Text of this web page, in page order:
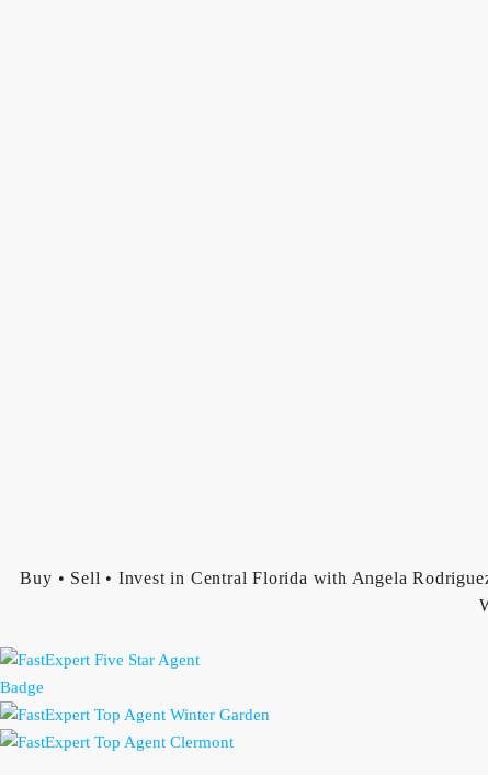
Buy • Sell • Invest in Central Florida with Angela